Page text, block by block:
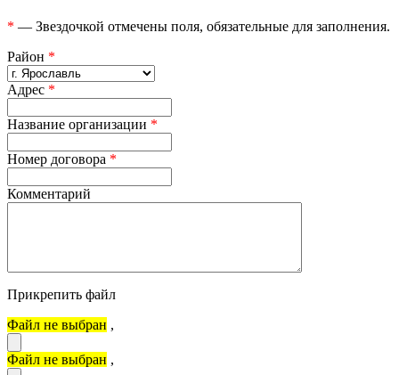
* — Звездочкой отмечены поля, обязательные для заполнения.
Район *
Адрес *
Название организации *
Номер договора *
Комментарий
Прикрепить файл
Файл не выбран ,
Файл не выбран ,